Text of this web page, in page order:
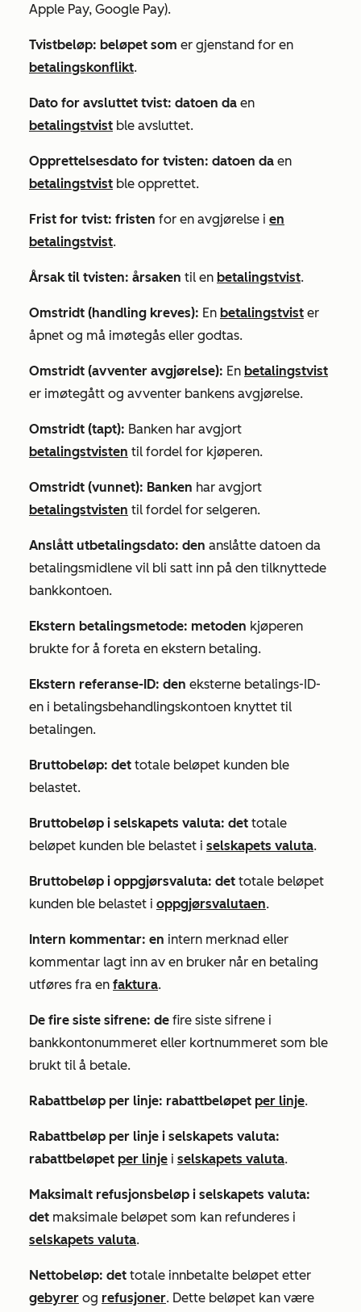
Apple Pay, Google Pay).
Tvistbeløp: beløpet som er gjenstand for en
betalingskonflikt.
Dato for avsluttet tvist: datoen da en
betalingstvist ble avsluttet.
Opprettelsesdato for tvisten: datoen da en
betalingstvist ble opprettet.
Frist for tvist: fristen for en avgjørelse i en
betalingstvist.
Årsak til tvisten: årsaken til en betalingstvist.
Omstridt (handling kreves): En betalingstvist er
åpnet og må imøtegås eller godtas.
Omstridt (avventer avgjørelse): En betalingstvist
er imøtegått og avventer bankens avgjørelse.
Omstridt (tapt): Banken har avgjort
betalingstvisten til fordel for kjøperen.
Omstridt (vunnet): Banken har avgjort
betalingstvisten til fordel for selgeren.
Anslått utbetalingsdato: den anslåtte datoen da
betalingsmidlene vil bli satt inn på den tilknyttede
bankkontoen.
Ekstern betalingsmetode: metoden kjøperen
brukte for å foreta en ekstern betaling.
Ekstern referanse-ID: den eksterne betalings-ID-
en i betalingsbehandlingskontoen knyttet til
betalingen.
Bruttobeløp: det totale beløpet kunden ble
belastet.
Bruttobeløp i selskapets valuta: det totale
beløpet kunden ble belastet i selskapets valuta.
Bruttobeløp i oppgjørsvaluta: det totale beløpet
kunden ble belastet i oppgjørsvalutaen.
Intern kommentar: en intern merknad eller
kommentar lagt inn av en bruker når en betaling
utføres fra en faktura.
De fire siste sifrene: de fire siste sifrene i
bankkontonummeret eller kortnummeret som ble
brukt til å betale.
Rabattbeløp per linje: rabattbeløpet per linje.
Rabattbeløp per linje i selskapets valuta:
rabattbeløpet per linje i selskapets valuta.
Maksimalt refusjonsbeløp i selskapets valuta:
det maksimale beløpet som kan refunderes i
selskapets valuta.
Nettobeløp: det totale innbetalte beløpet etter
gebyrer og refusjoner. Dette beløpet kan være